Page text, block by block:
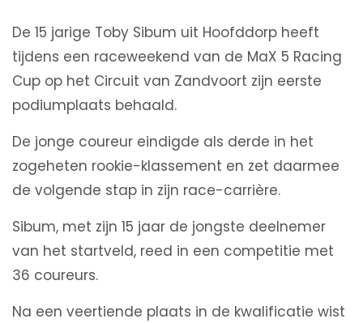
De 15 jarige Toby Sibum uit Hoofddorp heeft
tijdens een raceweekend van de MaX 5 Racing
Cup op het Circuit van Zandvoort zijn eerste
podiumplaats behaald.
De jonge coureur eindigde als derde in het
zogeheten rookie-klassement en zet daarmee
de volgende stap in zijn race-carrière.
Sibum, met zijn 15 jaar de jongste deelnemer
van het startveld, reed in een competitie met
36 coureurs.
Na een veertiende plaats in de kwalificatie wist